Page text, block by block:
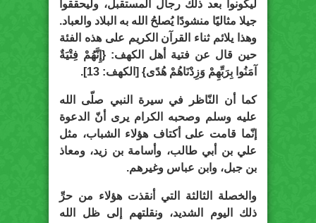
ليكونوا بعد ذلك رجال المستقبل، وليحققوا
جيلا مثاليًا منشودًا يُصلحُ الله به البلاد والعباد.
وهذا يلائم ثناء القرآن الكريم على هذه الفئة
حين قال عن فتية أهل الكهف: {إِنَّهُمْ فِتْيَةٌ
آمَنُوا بِرَبِّهِمْ وَزِدْنَاهُمْ هُدًى} [الكهف: 13].
كما أن النّاظر في سيرة النبي صلّى الله
عليه وسلم وصحبه الكرام يرى أنّ الدعوة
إنّما قامت على أكتاف هؤلاء الشباب، مثل
علي بن أبي طالب، وأسامة بن زيد، ومعاذ
بن جبل، وابن عباس وغيرهم.
والخصلة الثالثة التي أنقذت هؤلاء من حرِّ
ذلك اليوم الشديد، ونقلتهم إلى ظل الله